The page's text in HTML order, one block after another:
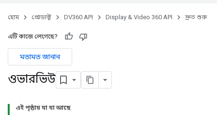
হোম প্রোডাক্ট DV360 API Display & Video 360 API দ্রুত শুরু
এটি কাজে লেগেছে?
মতামত জানান
ওভারভিউ
এই পৃষ্ঠায় যা যা আছে